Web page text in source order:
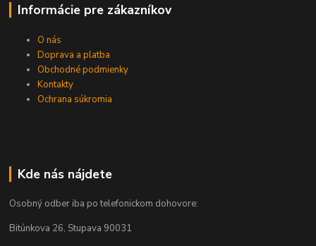
Informácie pre zákazníkov
O nás
Doprava a platba
Obchodné podmienky
Kontakty
Ochrana súkromia
Kde nás nájdete
Osobný odber iba po telefonickom dohovore:
Bitúnkova 26, Stupava 90031